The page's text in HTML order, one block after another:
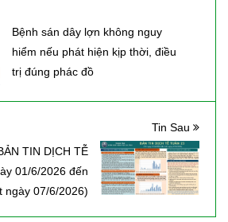
Bệnh sán dây lợn không nguy
hiểm nếu phát hiện kịp thời, điều
trị đúng phác đồ
Tin Sau
TIN DỊCH TỄ
01/6/2026 đến
ngày 07/6/2026)